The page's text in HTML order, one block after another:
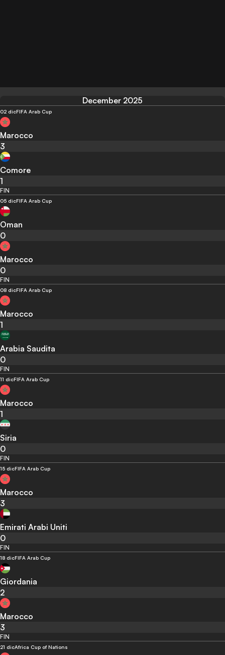
December 2025
02 dicFIFA Arab Cup
Marocco
3
Comore
1
FIN
05 dicFIFA Arab Cup
Oman
0
Marocco
0
FIN
08 dicFIFA Arab Cup
Marocco
1
Arabia Saudita
0
FIN
11 dicFIFA Arab Cup
Marocco
1
Siria
0
FIN
15 dicFIFA Arab Cup
Marocco
3
Emirati Arabi Uniti
0
FIN
18 dicFIFA Arab Cup
Giordania
2
Marocco
3
FIN
21 dicAfrica Cup of Nations